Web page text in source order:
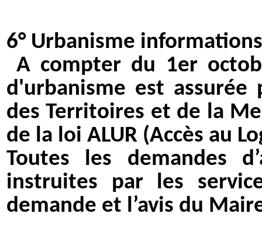
6° Urbanisme
A compter du 1er
d'urbanisme est
des Territoires et de la
de la loi ALUR (Accès au
Toutes les demandes
instruites par les
demande et l’avis du